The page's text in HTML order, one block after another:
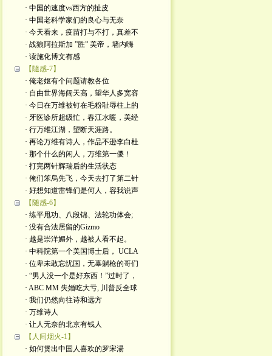
· 中国的速度vs西方的扯皮
· 中国老科学家们的良心与无奈
· 今天看来，疫苗打与不打，真差不
· 战狼阿拉斯加 ”胜” 美帝，墙内嗨
· 读施化博文有感
【隨感-7】
· 俺老妪有个问题请教各位
· 自由世界海阔天高，望华人多宽容
· 今日在万维被钉在毛粉耻辱柱上的
· 牙医诊所超级忙，春江水暖，美经
· 行万维江湖，望断天涯路。
· 再论万维有诗人，作品不逊李白杜
· 那个什么的闲人，万维第一儍！
· 打完两针辉瑞后的生活状态
· 俺们笨烏先飞，今天去打了第二针
· 好想知道雷锋们是何人，容我说声
【随感-6】
· 练平甩功、八段锦、法轮功体会;
· 没有合法居留的Gizmo
· 越是崇洋媚外，越被人看不起。
· 中科院第一个美国博士后， UCLA
· 位卑未敢忘忧国，无辜躺枪的哥们
· “男人没一个是好东西！”过时了，
· ABC MM 失婚吃大亏, 川普反全球
· 我们仍然向往诗和远方
· 万维诗人
· 让人无奈的北京有钱人
【人间烟火-1】
· 如何煲出中国人喜欢的罗宋湯